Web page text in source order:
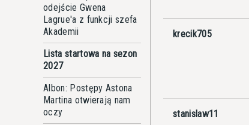
odejście Gwena
Lagrue'a z funkcji szefa
Akademii
Lista startowa na sezon
2027
Albon: Postępy Astona
Martina otwierają nam
oczy
krecik705
stanislaw11